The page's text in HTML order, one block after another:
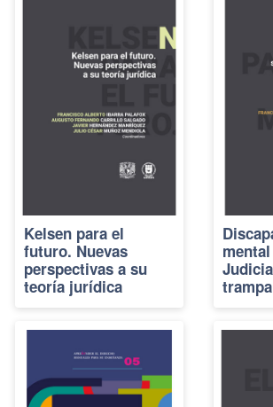
Kelsen para el
futuro. Nuevas
perspectivas a su
teoría jurídica